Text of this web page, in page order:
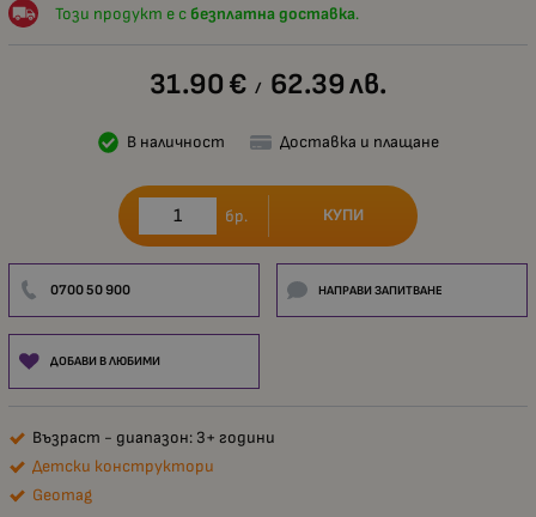
Този продукт е с безплатна доставка.
31.90 € / 62.39лв.
В наличност Доставка и плащане
бр. КУПИ
0700 50 900 НАПРАВИ ЗАПИТВАНЕ
ДОБАВИ В ЛЮБИМИ
Възраст - диапазон: 3+ години
Детски конструктори
Geomag